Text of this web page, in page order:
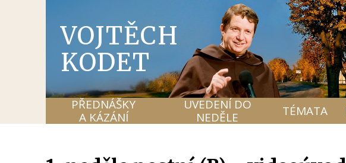
VOJTĚCH
KODET
PŘEDNÁŠKY
A KÁZÁNÍ
UVEDENÍ DO
NEDĚLE
TÉMATA